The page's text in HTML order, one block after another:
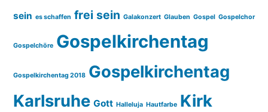
sein es schaffen frei sein Galakonzert Glauben Gospel Gospelchor
Gospelchöre Gospelkirchentag
Gospelkirchentag 2018 Gospelkirchentag
Karlsruhe Gott Halleluja Hautfarbe Kirk